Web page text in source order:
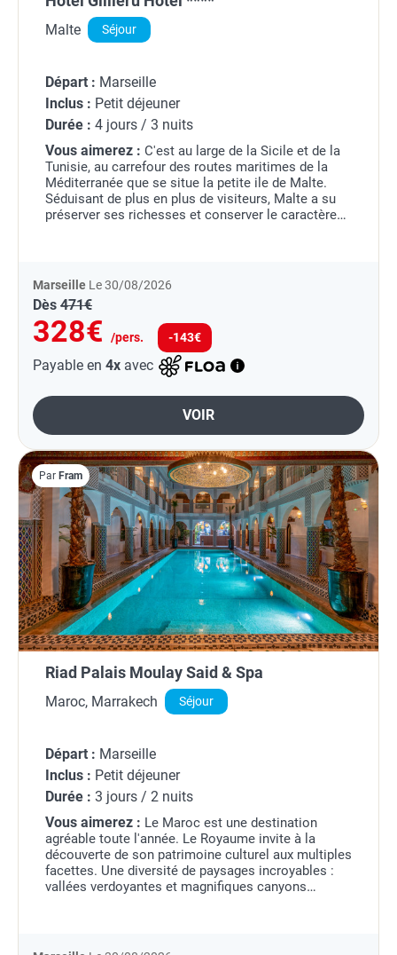
Malte Séjour
Départ : Marseille
Inclus : Petit déjeuner
Durée : 4 jours / 3 nuits
Vous aimerez : C'est au large de la Sicile et de la
Tunisie, au carrefour des routes maritimes de la
Méditerranée que se situe la petite ile de Malte.
Séduisant de plus en plus de visiteurs, Malte a su
préserver ses richesses et conserver le caractère
Marseille Le 30/08/2026
Dès 471€
328€ /pers. -143€
Payable en 4x avec
VOIR
Par Fram
Riad Palais Moulay Said & Spa
Maroc, Marrakech Séjour
Départ : Marseille
Inclus : Petit déjeuner
Durée : 3 jours / 2 nuits
Vous aimerez : Le Maroc est une destination
agréable toute l'année. Le Royaume invite à la
découverte de son patrimoine culturel aux multiples
facettes. Une diversité de paysages incroyables :
vallées verdoyantes et magnifiques canyons